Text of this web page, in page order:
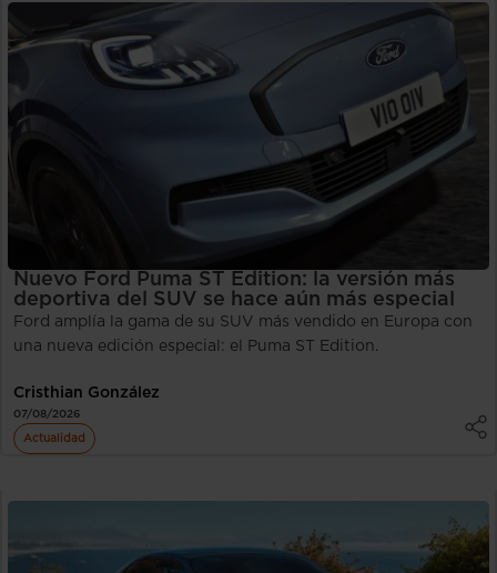
Nuevo Ford Puma ST Edition: la versión más
deportiva del SUV se hace aún más especial
Ford amplía la gama de su SUV más vendido en Europa con
una nueva edición especial: el Puma ST Edition.
Cristhian González
07/08/2026
Actualidad